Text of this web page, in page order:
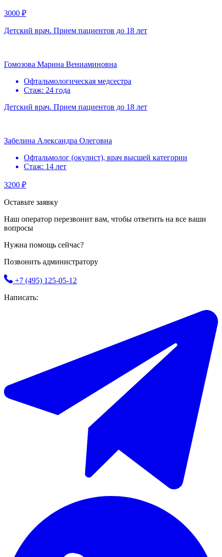
3000 ₽
Детский врач. Прием пациентов до 18 лет
Гомозова Марина Вениаминовна
Офтальмологическая медсестра
Стаж: 24 года
Детский врач. Прием пациентов до 18 лет
Забелина Александра Олеговна
Офтальмолог (окулист), врач высшей категории
Стаж: 14 лет
3200 ₽
Оставьте заявку
Наш оператор перезвонит вам, чтобы ответить на все ваши
вопросы
Нужна помощь сейчас?
Позвонить администратору
+7 (495) 125-05-12
Написать: